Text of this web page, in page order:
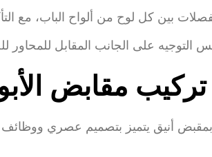
بين كل لوح من ألواح الباب، مع
على الجانب المقابل للمحاور